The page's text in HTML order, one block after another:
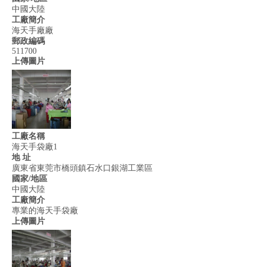
中國大陸
工廠簡介
海天手廠廠
郵政編碼
511700
上傳圖片
工廠名稱
海天手袋廠1
地 址
廣東省東莞市橋頭鎮石水口銀湖工業區
國家/地區
中國大陸
工廠簡介
專業的海天手袋廠
上傳圖片